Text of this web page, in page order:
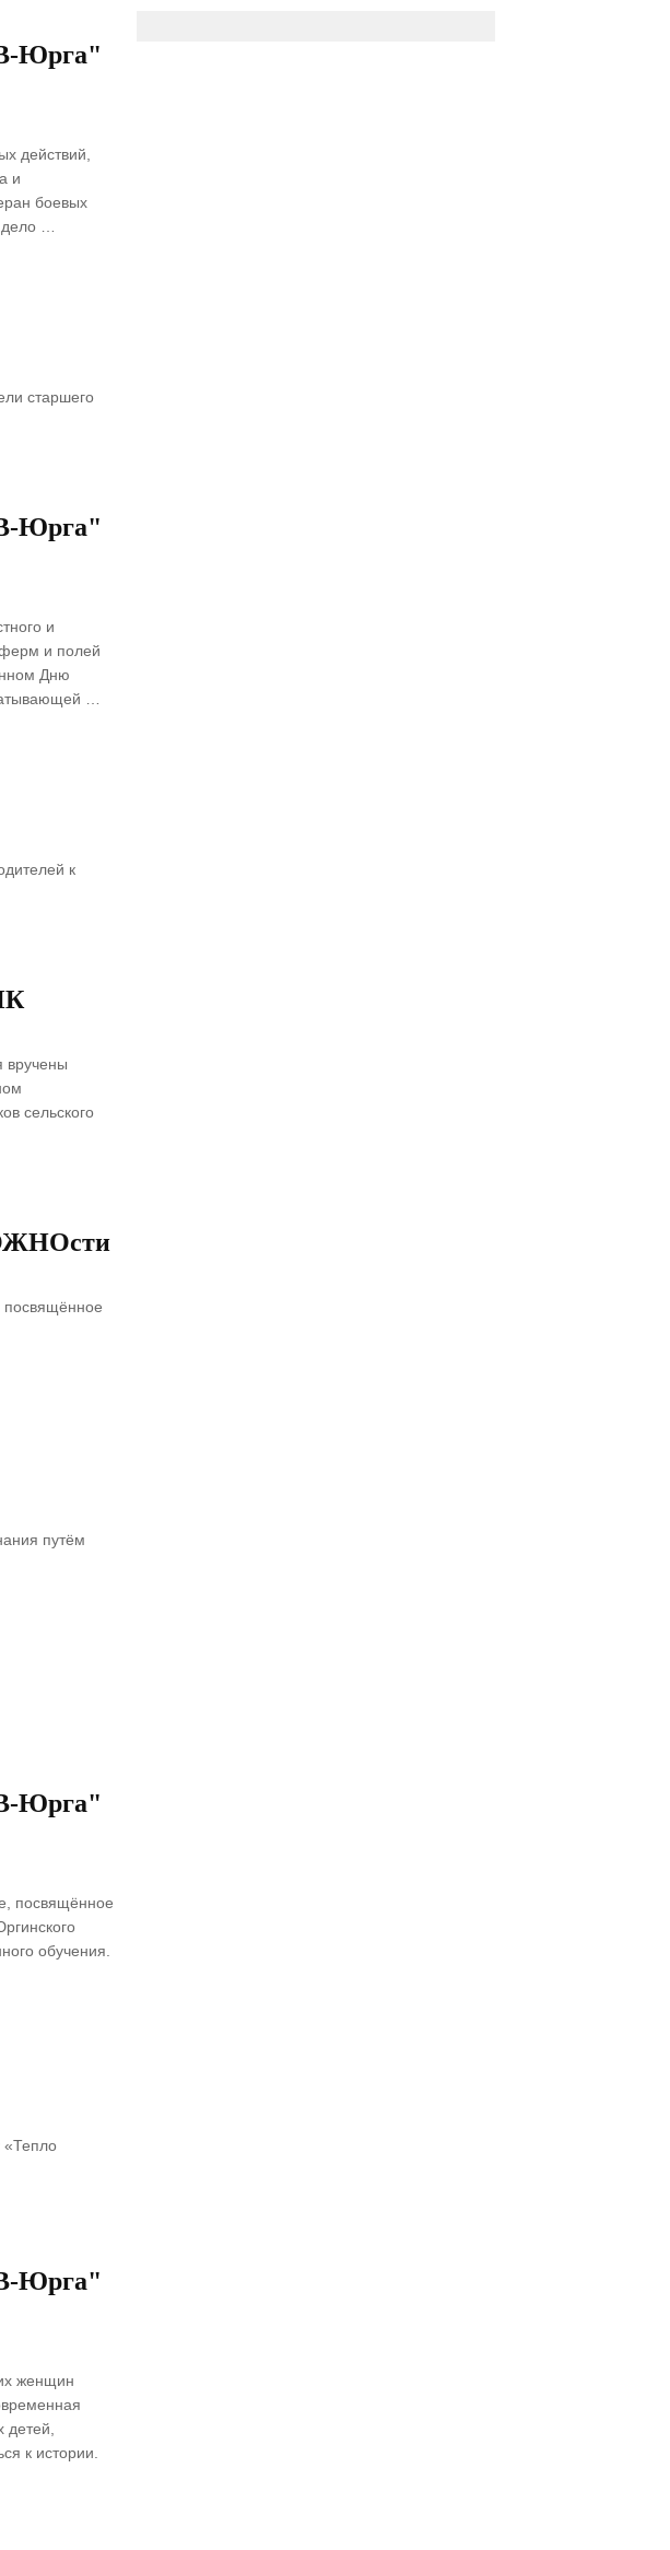
Юрга"
действий,
и
боевых
…
старшего
Юрга"
и
и полей
Дню
…
к
вручены
сельского
посвящённое
путём
Юрга"
посвящённое
обучения.
«Тепло
Юрга"
женщин
к истории.